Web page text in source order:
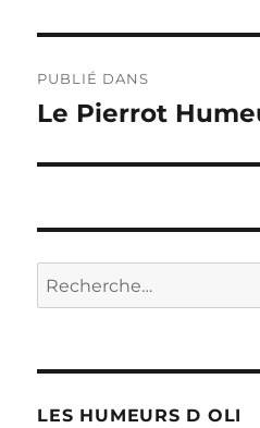
de
PUBLIÉ DANS
Le Pierrot
Recherche
pour :
LES HUMEURS D OLI